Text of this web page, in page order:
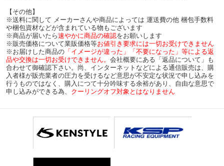
【その他】
※送料に関して メーカーさんや商品によっては 運送費の他 梱包手数料
や梱包資材などが含まれている物もございます
※商品が届いたら速やかに商品の確認をお願いします
※販売価格について業販価格等お値引き要求には一切お受けできません
※お届けした商品の 「イメージが違った」「不要になった」等による返
品や交換は一切お受けできません。 会社概要にある「返品について」も
合わせて御確認下さい。尚、インターネットなどによる通信販売は、購
入者様が販売業者の圧力を受けるなど意思が不安定な状況で申し込みを
行うものではなく、購入につて十分吟味する余裕があり、自由な意思で
申し込みができる為、 クーリングオフ対象とはなりません